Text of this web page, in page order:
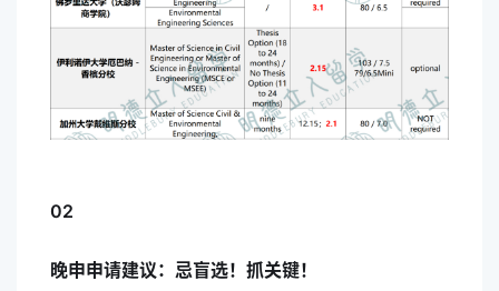
02
晚申申请建议：忌盲选！抓关键！